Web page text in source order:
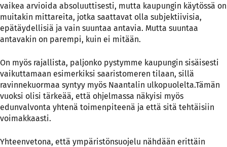
vaikea arvioida absoluuttisesti, mutta kaupungin käytössä on
muitakin mittareita, jotka saattavat olla subjektiivisia,
epätäydellisiä ja vain suuntaa antavia. Mutta suuntaa
antavakin on parempi, kuin ei mitään.
On myös rajallista, paljonko pystymme kaupungin sisäisesti
vaikuttamaan esimerkiksi saaristomeren tilaan, sillä
ravinnekuormaa syntyy myös Naantalin ulkopuolelta.Tämän
vuoksi olisi tärkeää, että ohjelmassa näkyisi myös
edunvalvonta yhtenä toimenpiteenä ja että sitä tehtäisiin
voimakkaasti.
Yhteenvetona, että ympäristönsuojelu nähdään erittäin